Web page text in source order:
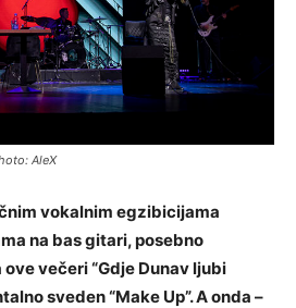
AleX
vokalnim egzibicijama
na bas gitari, posebno
večeri “Gdje Dunav ljubi
sveden “Make Up”. A onda –